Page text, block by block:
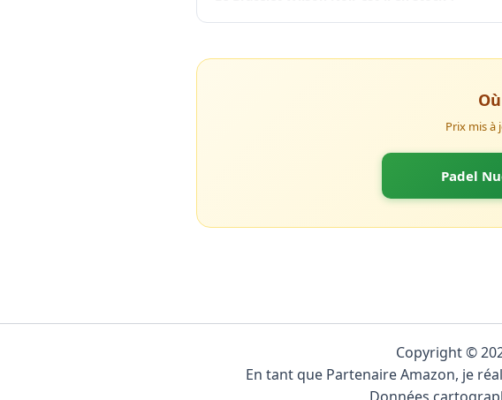
Prix mis à
Padel
Copyright ©
En tant que Partenaire Amazon, je